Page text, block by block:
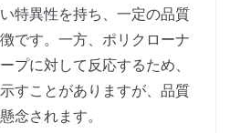
特異性を持ち、一定の品質
です。一方、ポリクローナ
プに対して反応するため、
すことがありますが、品質
念されます。